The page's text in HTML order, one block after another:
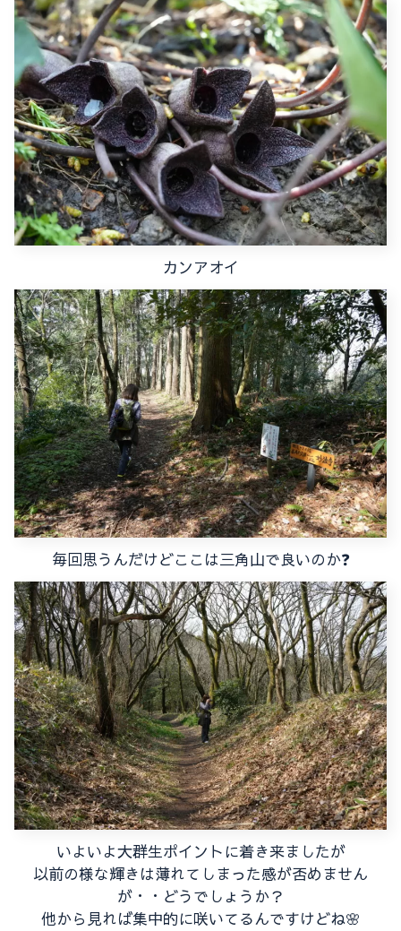
カンアオイ
毎回思うんだけどここは三角山で良いのか❓
いよいよ大群生ポイントに着き来ましたが
以前の様な輝きは薄れてしまった感が否めません
が・・どうでしょうか？
他から見れば集中的に咲いてるんですけどね🌸